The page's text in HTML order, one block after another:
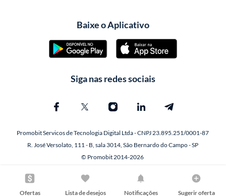
Ofertas Lista de desejos Notificações Sugerir oferta
Baixe o Aplicativo
Siga nas redes sociais
Promobit Servicos de Tecnologia Digital Ltda - CNPJ 23.895.251/0001-87
R. José Versolato, 111 - B, sala 3014, São Bernardo do Campo - SP
© Promobit 2014-2026